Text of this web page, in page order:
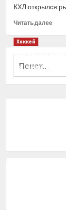
КХЛ открылся
Читать далее
Хоккей
Сборная
на